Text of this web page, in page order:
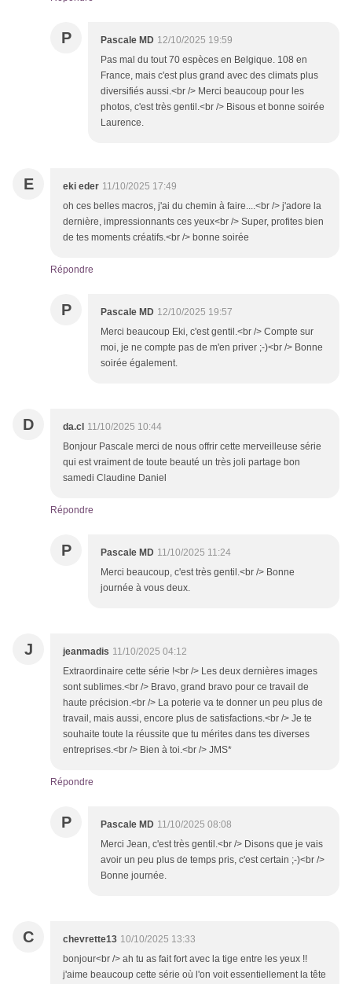
P Pascale MD 12/10/2025 19:59
Pas mal du tout 70 espèces en Belgique. 108 en
France, mais c'est plus grand avec des climats plus
diversifiés aussi.<br /> Merci beaucoup pour les
photos, c'est très gentil.<br /> Bisous et bonne soirée
Laurence.
E eki eder 11/10/2025 17:49
oh ces belles macros, j'ai du chemin à faire....<br /> j'adore la
dernière, impressionnants ces yeux<br /> Super, profites bien
de tes moments créatifs.<br /> bonne soirée
Répondre
P Pascale MD 12/10/2025 19:57
Merci beaucoup Eki, c'est gentil.<br /> Compte sur
moi, je ne compte pas de m'en priver ;-)<br /> Bonne
soirée également.
D da.cl 11/10/2025 10:44
Bonjour Pascale merci de nous offrir cette merveilleuse série
qui est vraiment de toute beauté un très joli partage bon
samedi Claudine Daniel
Répondre
P Pascale MD 11/10/2025 11:24
Merci beaucoup, c'est très gentil.<br /> Bonne
journée à vous deux.
J jeanmadis 11/10/2025 04:12
Extraordinaire cette série !<br /> Les deux dernières images
sont sublimes.<br /> Bravo, grand bravo pour ce travail de
haute précision.<br /> La poterie va te donner un peu plus de
travail, mais aussi, encore plus de satisfactions.<br /> Je te
souhaite toute la réussite que tu mérites dans tes diverses
entreprises.<br /> Bien à toi.<br /> JMS*
Répondre
P Pascale MD 11/10/2025 08:08
Merci Jean, c'est très gentil.<br /> Disons que je vais
avoir un peu plus de temps pris, c'est certain ;-)<br />
Bonne journée.
C chevrette13 10/10/2025 13:33
bonjour<br /> ah tu as fait fort avec la tige entre les yeux !!
j'aime beaucoup cette série où l'on voit essentiellement la tête